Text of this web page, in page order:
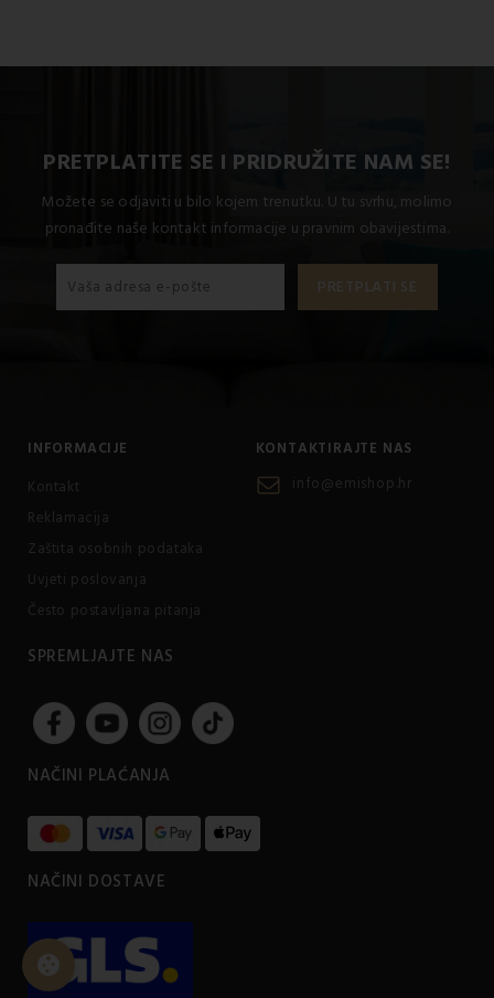
PRETPLATITE SE I PRIDRUŽITE NAM SE!
Možete se odjaviti u bilo kojem trenutku. U tu svrhu, molimo
pronađite naše kontakt informacije u pravnim obavijestima.
INFORMACIJE
Kontakt
Reklamacija
Zaštita osobnih podataka
Uvjeti poslovanja
Često postavljana pitanja
KONTAKTIRAJTE NAS
info@emishop.hr
SPREMLJAJTE NAS
NAČINI PLAĆANJA
NAČINI DOSTAVE